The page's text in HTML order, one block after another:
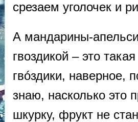
срезаем уголочек и
А мандарины-
гвоздикой – это
гвóздики, наверное,
знаю, насколько это
шкурку, фрукт не